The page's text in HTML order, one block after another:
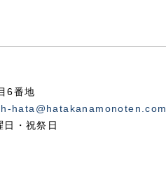
6番地
h-hata@hatakanamonoten.com
・祝祭日